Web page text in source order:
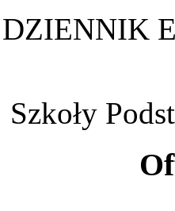
DZIENNIK
Szkoły